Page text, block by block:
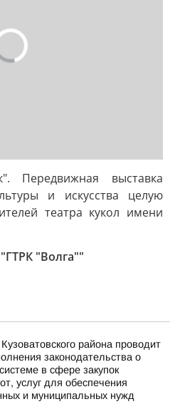
Передвижная выставка
и искусства целую
театра кукол имени
"Волга""
района проводит
законодательства о
в сфере закупок
услуг для обеспечения
и муниципальных нужд